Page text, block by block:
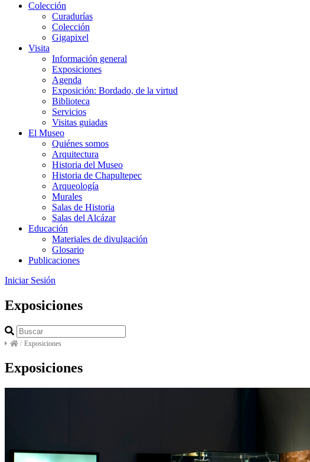
Colección
Curadurías
Colección
Gigapixel
Visita
Información general
Exposiciones
Agenda
Exposición: Bordado, de la virtud
Biblioteca
Servicios
Visitas guiadas
El Museo
Quiénes somos
Arquitectura
Historia del Museo
Historia de Chapultepec
Arqueología
Murales
Salas de Historia
Salas del Alcázar
Educación
Materiales de divulgación
Glosario
Publicaciones
Iniciar Sesión
Exposiciones
/ Exposiciones
Exposiciones